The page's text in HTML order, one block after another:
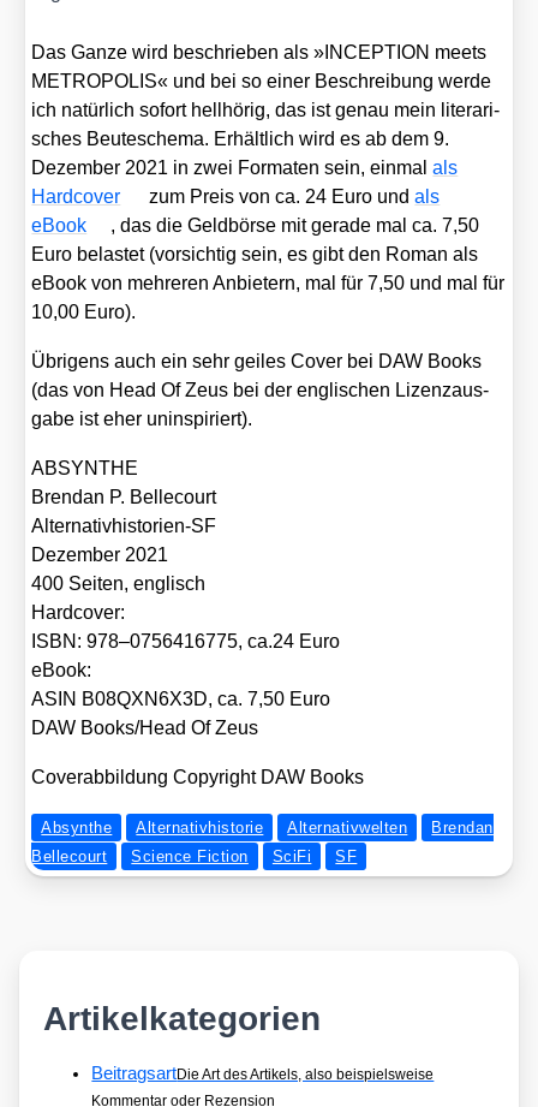
Das Gan­ze wird beschrie­ben als »INCEPTION meets
METROPOLIS« und bei so einer Beschrei­bung wer­de
ich natür­lich sofort hell­hö­rig, das ist genau mein lite­ra­ri­
sches Beu­te­sche­ma. Erhält­lich wird es ab dem 9.
Dezem­ber 2021 in zwei For­ma­ten sein, ein­malals
Hard­co­ver
zum Preis von ca. 24 Euro undals
eBook
, das die Geld­bör­se mit gera­de mal ca. 7,50
Euro belas­tet (vor­sich­tig sein, es gibt den Roman als
eBook von meh­re­ren Anbie­tern, mal für 7,50 und mal für
10,00 Euro).
Übri­gens auch ein sehr gei­les Cover bei DAW Books
(das von Head Of Zeus bei der eng­li­schen Lizenz­aus­
ga­be ist eher unin­spi­riert).
ABSYNTHE
Brendan P. Bel­le­court
Alter­na­tiv­his­to­ri­en-SF
Dezem­ber 2021
400 Sei­ten, eng­lisch
Hard­co­ver:
ISBN: 978–0756416775, ca.24 Euro
eBook:
ASIN B08QXN6X3D, ca. 7,50 Euro
DAW Books/​Head Of Zeus
Cover­ab­bil­dung Copy­right DAW Books
Absynthe Alternativhistorie Alternativwelten
Brendan
Bellecourt
Science Fiction SciFi SF
Artikelkategorien
BeitragsartDie Art des Artikels, also beispielsweise
Kommentar oder Rezension